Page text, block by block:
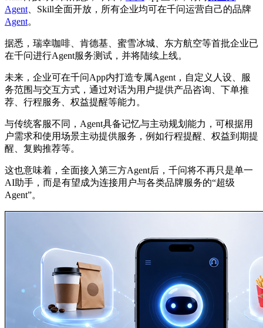
Agent 、Skill全面开放，所有企业均可在千问运营自己的品牌
Agent。
据悉， 瑞幸咖啡、肯德基、蜜雪冰城、东方航空等首批企业已
在千问进行Agent服务测试，并将陆续上线。
未来，企业可在千问App内打造专属Agent，自定义人设、服
务范围与交互方式，通过对话为用户提供产品咨询、下单推
荐、行程服务、权益提醒等能力。
与传统客服不同， Agent具备记忆与主动规划能力，可根据用
户需求和使用场景主动提供服务，例如行程提醒、权益到期提
醒、复购推荐等。
这也意味着，全面接入第三方Agent后，千问将不再只是单一
AI助手，而是有望成为连接用户与各类品牌服务的“超级
Agent”。